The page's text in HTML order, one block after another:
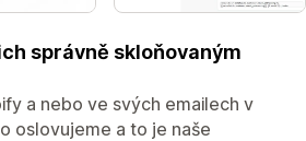
správně skloňovaným
a nebo ve svých emailech v
oslovujeme a to je naše